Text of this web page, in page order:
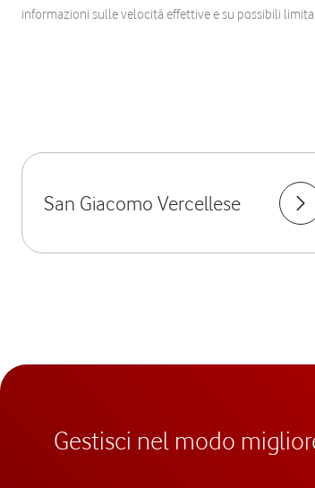
informazioni sulle velocità effettive e su possibili
San Giacomo Vercellese
Gestisci nel modo